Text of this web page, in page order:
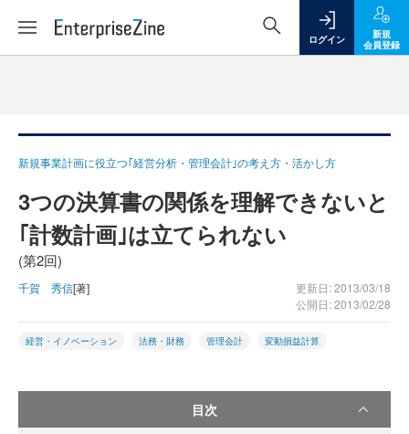
ログイン
新規
会員登録
新規事業計画に役立つ｢経営分析・管理会計｣の考え方・活かし方
3つの決算書の関係を理解できないと
｢計数計画｣は立てられない
(第2回)
千賀 秀信[著]
更新日: 2013/03/18
公開日: 2013/02/28
経営・イノベーション 法務・財務 管理会計 変動損益計算
目次